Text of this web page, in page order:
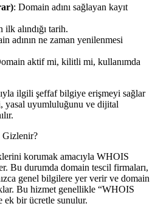
: Domain adını sağlayan kayıt
alındığı tarih.
adının ne zaman yenilenmesi
aktif mi, kilitli mi, kullanımda
ilgili şeffaf bilgiye erişmeyi sağlar
yasal uyumluluğunu ve dijital
korumak amacıyla WHOIS
Bu durumda domain tescil firmaları,
genel bilgilere yer verir ve domain
Bu hizmet genellikle “WHOIS
ek bir ücretle sunulur.